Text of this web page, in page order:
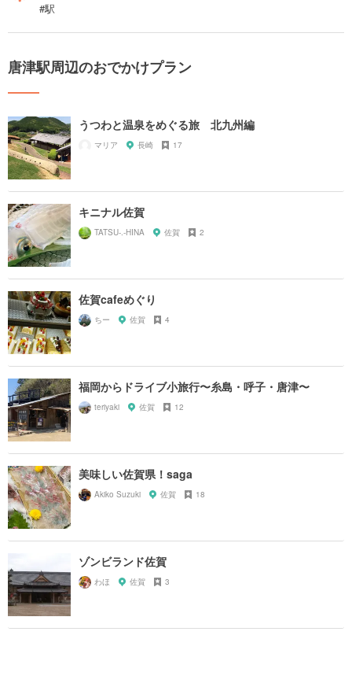
#駅
唐津駅周辺のおでかけプラン
うつわと温泉をめぐる旅 北九州編
マリア 長崎 17
キニナル佐賀
TATSU-.-HINA 佐賀 2
佐賀cafeめぐり
ちー 佐賀 4
福岡からドライブ小旅行〜糸島・呼子・唐津〜
teriyaki 佐賀 12
美味しい佐賀県！saga
Akiko Suzuki 佐賀 18
ゾンビランド佐賀
わほ 佐賀 3